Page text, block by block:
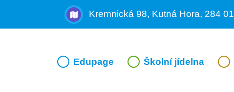
Kremnická 98, Kutná Hora, 284 01
Edupage Školní jídelna